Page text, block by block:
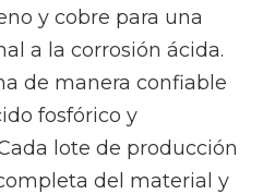
y cobre para una
a la corrosión ácida.
de manera confiable
fosfórico y
lote de producción
del material y